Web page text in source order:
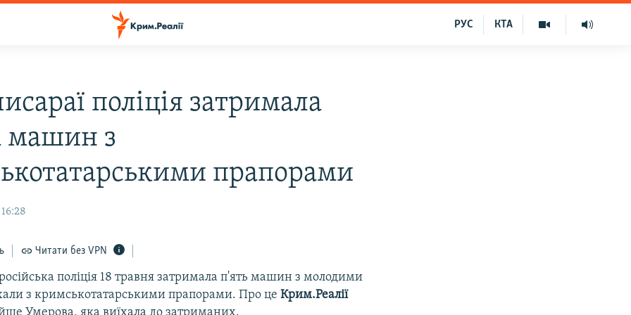
КТА
РУС
поліція затримала
машин з
прапорами
Читати без VPN
поліція 18 травня затримала п'ять машин з молодими
з кримськотатарськими прапорами. Про цеКрим.Реалії